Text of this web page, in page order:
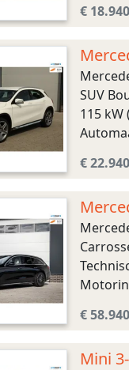
€ 18.940
SUV
115
€ 22.940
€ 58.940
Mini